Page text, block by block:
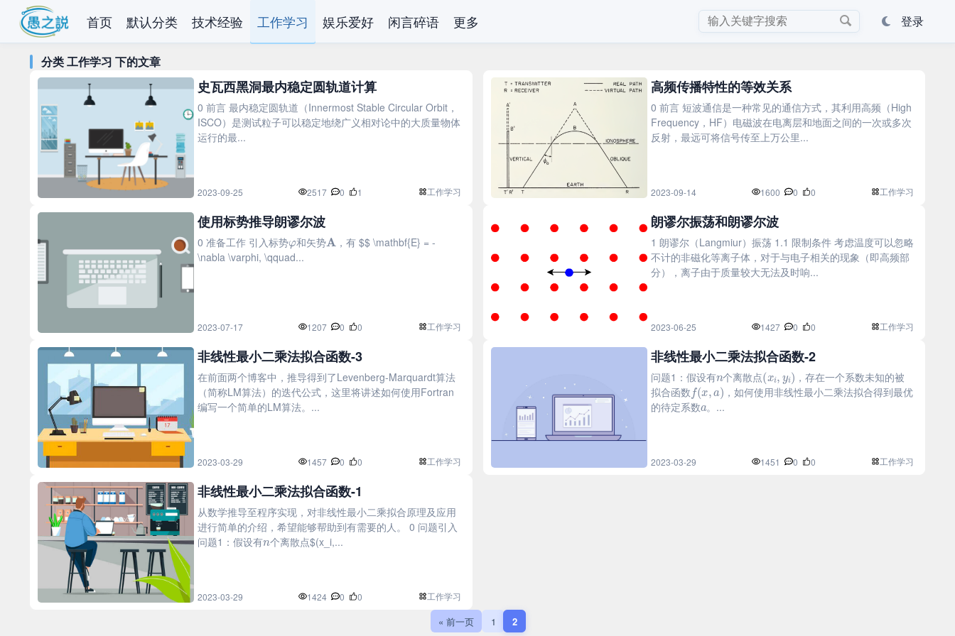
首页 默认分类 技术经验 工作学习 娱乐爱好 闲言碎语 更多 登录
分类 工作学习 下的文章
史瓦西黑洞最内稳定圆轨道计算
0 前言 最内稳定圆轨道（Innermost Stable Circular Orbit，
ISCO）是测试粒子可以稳定地绕广义相对论中的大质量物体
运行的最...
2023-09-25 2517 0 1 工作学习
高频传播特性的等效关系
0 前言 短波通信是一种常见的通信方式，其利用高频（High
Frequency，HF）电磁波在电离层和地面之间的一次或多次
反射，最远可将信号传至上万公里...
2023-09-14 1600 0 0 工作学习
使用标势推导朗谬尔波
0 准备工作 引入标势φ和矢势 A ，有 $$ \mathbf{E} = -
\nabla \varphi, \qquad...
2023-07-17 1207 0 0 工作学习
朗谬尔振荡和朗谬尔波
1 朗谬尔（Langmiur）振荡 1.1 限制条件 考虑温度可以忽略
不计的非磁化等离子体，对于与电子相关的现象（即高频部
分），离子由于质量较大无法及时响...
2023-06-25 1427 0 0 工作学习
非线性最小二乘法拟合函数-3
在前面两个博客中，推导得到了Levenberg-Marquardt算法
（简称LM算法）的迭代公式，这里将讲述如何使用Fortran
编写一个简单的LM算法。...
2023-03-29 1457 0 0 工作学习
非线性最小二乘法拟合函数-2
问题1：假设有 个离散点 (xi, ) ，存在一个系数未知的被
拟合函数f(x,a)
，如何使用非线性最小二乘法拟合得到最优
的待定系数a。...
2023-03-29 1451 0 0 工作学习
非线性最小二乘法拟合函数-1
从数学推导至程序实现，对非线性最小二乘拟合原理及应用
进行简单的介绍，希望能够帮助到有需要的人。 0 问题引入
问题1：假设有n 个离散点$(x_i,...
2023-03-29 1424 0 0 工作学习
« 前一页 1 2